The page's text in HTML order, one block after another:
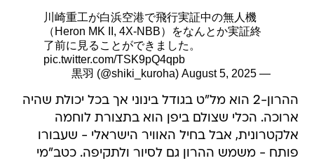
川崎重工が白浜空港で飛行実証中の無人機
（Heron MK II, 4X-NBB）をなんとか実証終
了前に見ることができました。
pic.twitter.com/TSK9pQ4qpb
— 黒羽 (@shiki_kuroha)
August 5, 2025
ההרון-2 הוא מל"ט בגודל בינוני אך בכל יכולת שהיה
ארוכה. הכלי שצולם ביפן הוא בתצורת לוחמה
אלקטרונית, אבל בחיל האוויר הישראלי - שעבורו
פותח - משמש ההרון גם לסיור ולתקיפה. כטב"מי